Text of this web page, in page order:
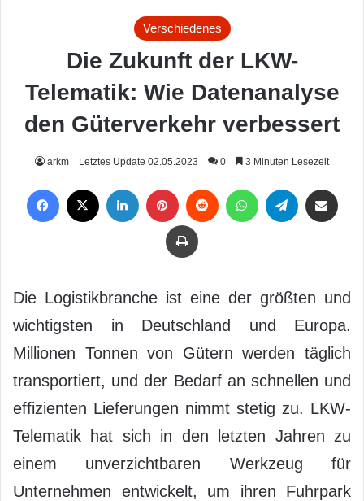
Verschiedenes
Die Zukunft der LKW-
Telematik: Wie Datenanalyse
den Güterverkehr verbessert
arkm Letztes Update 02.05.2023 0 3 Minuten Lesezeit
Drucken
Die Logistikbranche ist eine der größten und
wichtigsten in Deutschland und Europa.
Millionen Tonnen von Gütern werden täglich
transportiert, und der Bedarf an schnellen und
effizienten Lieferungen nimmt stetig zu. LKW-
Telematik hat sich in den letzten Jahren zu
einem unverzichtbaren Werkzeug für
Unternehmen entwickelt, um ihren Fuhrpark